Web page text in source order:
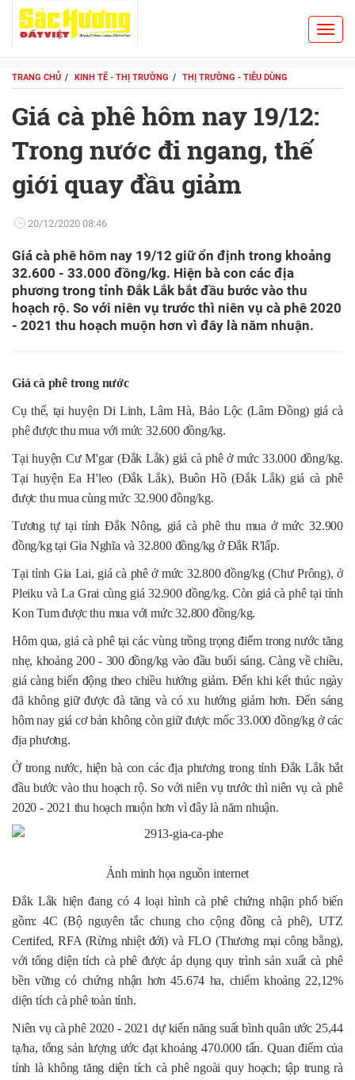
TRANG CHỦ KINH TẾ - THỊ TRƯỜNG THỊ TRƯỜNG - TIÊU DÙNG
Giá cà phê hôm nay 19/12:
Trong nước đi ngang, thế
giới quay đầu giảm
20/12/2020 08:46
Giá cà phê hôm nay 19/12 giữ ổn định trong khoảng
32.600 - 33.000 đồng/kg. Hiện bà con các địa
phương trong tỉnh Đắk Lắk bắt đầu bước vào thu
hoạch rộ. So với niên vụ trước thì niên vụ cà phê 2020
- 2021 thu hoạch muộn hơn vì đây là năm nhuận.
Giá cà phê trong nước
Cụ thể, tại huyện Di Linh, Lâm Hà, Bảo Lộc (Lâm Đồng) giá cà
phê được thu mua với mức 32.600 đồng/kg.
Tại huyện Cư M'gar (Đắk Lắk) giá cà phê ở mức 33.000 đồng/kg.
Tại huyện Ea H'leo (Đắk Lắk), Buôn Hồ (Đắk Lắk) giá cà phê
được thu mua cùng mức 32.900 đồng/kg.
Tương tự tại tỉnh Đắk Nông, giá cà phê thu mua ở mức 32.900
đồng/kg tại Gia Nghĩa và 32.800 đồng/kg ở Đắk R'lấp.
Tại tỉnh Gia Lai, giá cà phê ở mức 32.800 đồng/kg (Chư Prông), ở
Pleiku và La Grai cùng giá 32.900 đồng/kg. Còn giá cà phê tại tỉnh
Kon Tum được thu mua với mức 32.800 đồng/kg.
Hôm qua, giá cà phê tại các vùng trồng trọng điểm trong nước tăng
nhẹ, khoảng 200 - 300 đồng/kg vào đầu buổi sáng. Càng về chiều,
giá càng biến động theo chiều hướng giảm. Đến khi kết thúc ngày
đã không giữ được đà tăng và có xu hướng giảm hơn. Đến sáng
hôm nay giá cơ bản không còn giữ được mốc 33.000 đồng/kg ở các
địa phương.
Ở trong nước, hiện bà con các địa phương trong tỉnh Đắk Lắk bắt
đầu bước vào thu hoạch rộ. So với niên vụ trước thì niên vụ cà phê
2020 - 2021 thu hoạch muộn hơn vì đây là năm nhuận.
Ảnh minh họa nguồn internet
Đắk Lắk hiện đang có 4 loại hình cà phê chứng nhận phổ biến
gồm: 4C (Bộ nguyên tắc chung cho cộng đồng cà phê), UTZ
Certifed, RFA (Rừng nhiệt đới) và FLO (Thương mại công bằng),
với tổng diện tích cà phê được áp dụng quy trình sản xuất cà phê
bền vững có chứng nhận hơn 45.674 ha, chiếm khoảng 22,12%
diện tích cà phê toàn tỉnh.
Niên vụ cà phê 2020 - 2021 dự kiến năng suất bình quân ước 25,44
tạ/ha, tổng sản lượng ước đạt khoảng 470.000 tấn. Quan điểm của
tỉnh là không tăng diện tích cà phê ngoài quy hoạch; tập trung rà